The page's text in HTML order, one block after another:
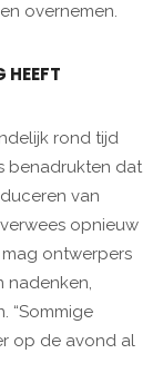
overnemen.
rond tijd
benadrukten dat
van
opnieuw
mag ontwerpers
nadenken,
“Sommige
op de avond al